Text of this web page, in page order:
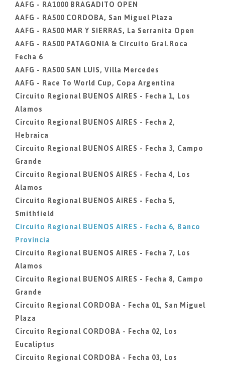
AAFG - RA1000 BRAGADITO OPEN
AAFG - RA500 CORDOBA, San Miguel Plaza
AAFG - RA500 MAR Y SIERRAS, La Serranita Open
AAFG - RA500 PATAGONIA & Circuito Gral.Roca
Fecha 6
AAFG - RA500 SAN LUIS, Villa Mercedes
AAFG - Race To World Cup, Copa Argentina
Circuito Regional BUENOS AIRES - Fecha 1, Los
Alamos
Circuito Regional BUENOS AIRES - Fecha 2,
Hebraica
Circuito Regional BUENOS AIRES - Fecha 3, Campo
Grande
Circuito Regional BUENOS AIRES - Fecha 4, Los
Alamos
Circuito Regional BUENOS AIRES - Fecha 5,
Smithfield
Circuito Regional BUENOS AIRES - Fecha 6, Banco
Provincia
Circuito Regional BUENOS AIRES - Fecha 7, Los
Alamos
Circuito Regional BUENOS AIRES - Fecha 8, Campo
Grande
Circuito Regional CORDOBA - Fecha 01, San Miguel
Plaza
Circuito Regional CORDOBA - Fecha 02, Los
Eucaliptus
Circuito Regional CORDOBA - Fecha 03, Los